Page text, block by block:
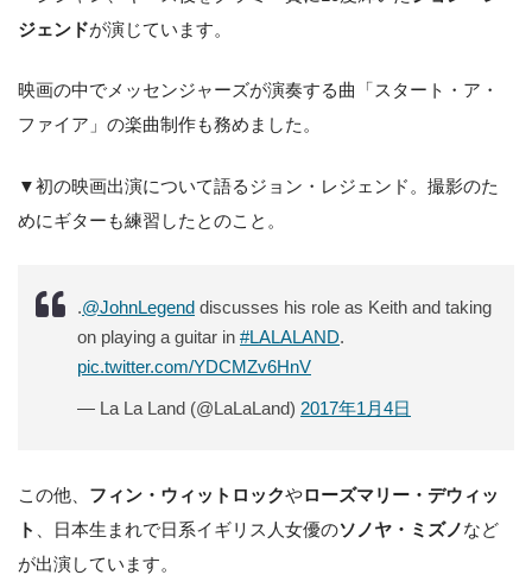
ジェンドが演じています。
映画の中でメッセンジャーズが演奏する曲「スタート・ア・
ファイア」の楽曲制作も務めました。
▼初の映画出演について語るジョン・レジェンド。撮影のた
めにギターも練習したとのこと。
.@JohnLegend discusses his role as Keith and taking
on playing a guitar in #LALALAND.
pic.twitter.com/YDCMZv6HnV
— La La Land (@LaLaLand) 2017年1月4日
この他、 フィン・ウィットロックやローズマリー・デウィッ
ト
、日本生まれで日系イギリス人女優のソノヤ・ミズノなど
が出演しています。